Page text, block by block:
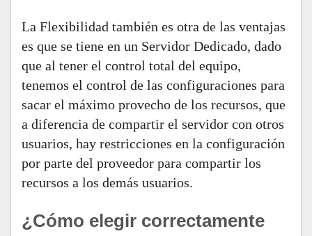
La Flexibilidad también es otra de las ventajas
es que se tiene en un Servidor Dedicado, dado
que al tener el control total del equipo,
tenemos el control de las configuraciones para
sacar el máximo provecho de los recursos, que
a diferencia de compartir el servidor con otros
usuarios, hay restricciones en la configuración
por parte del proveedor para compartir los
recursos a los demás usuarios.
¿Cómo elegir correctamente